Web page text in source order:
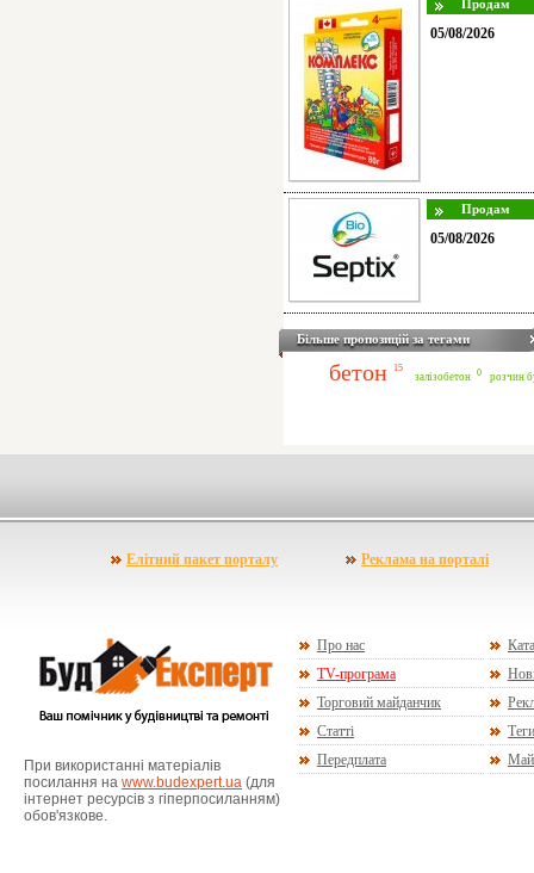
05/08/2026
05/08/2026
Більше пропозицій за тегами
бетон 15
залізобетон 0 розчин
Елітний пакет порталу Реклама на порталі
При використанні матеріалів
посилання на www.budexpert.ua (для
інтернет ресурсів з гіперпосиланням)
обов'язкове.
Про нас
TV-програма
Торговий майданчик
Статті
Теги
Передплата